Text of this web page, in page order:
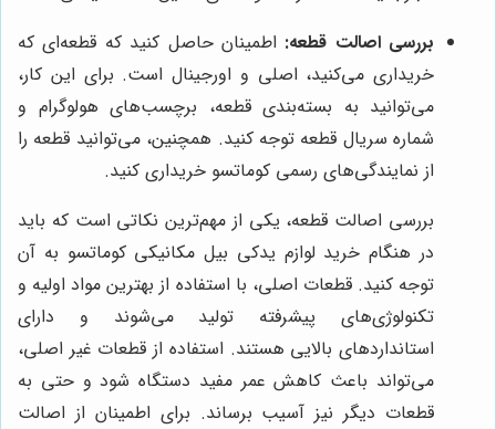
بررسی اصالت قطعه: اطمینان حاصل کنید که قطعه‌ای که
خریداری می‌کنید، اصلی و اورجینال است. برای این کار،
می‌توانید به بسته‌بندی قطعه، برچسب‌های هولوگرام و
شماره سریال قطعه توجه کنید. همچنین، می‌توانید قطعه را
از نمایندگی‌های رسمی کوماتسو خریداری کنید.
بررسی اصالت قطعه، یکی از مهم‌ترین نکاتی است که باید
در هنگام خرید لوازم یدکی بیل مکانیکی کوماتسو به آن
توجه کنید. قطعات اصلی، با استفاده از بهترین مواد اولیه و
تکنولوژی‌های پیشرفته تولید می‌شوند و دارای
استانداردهای بالایی هستند. استفاده از قطعات غیر اصلی،
می‌تواند باعث کاهش عمر مفید دستگاه شود و حتی به
قطعات دیگر نیز آسیب برساند. برای اطمینان از اصالت